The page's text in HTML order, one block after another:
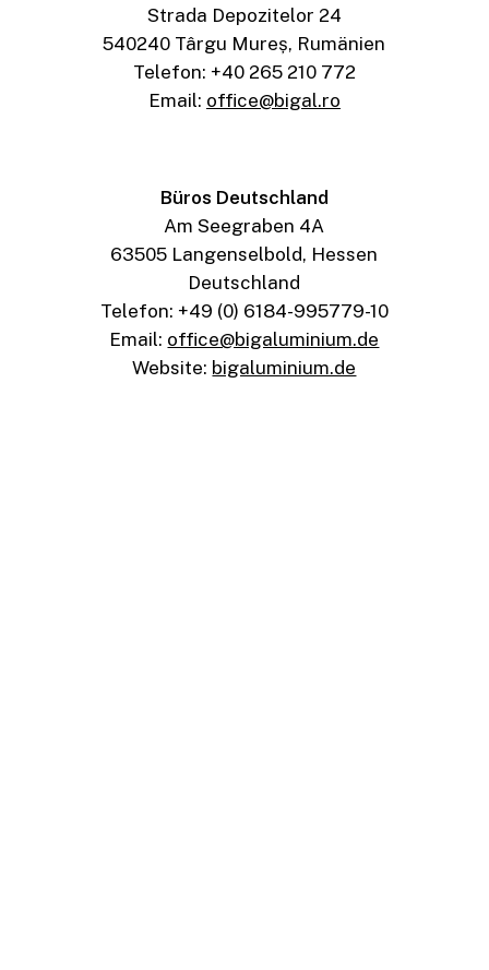
Strada Depozitelor 24
540240 Târgu Mureș, Rumänien
Telefon: +40 265 210 772
Email: office@bigal.ro
Büros Deutschland
Am Seegraben 4A
63505 Langenselbold, Hessen
Deutschland
Telefon: +49 (0) 6184-995779-10
Email: office@bigaluminium.de
Website: bigaluminium.de